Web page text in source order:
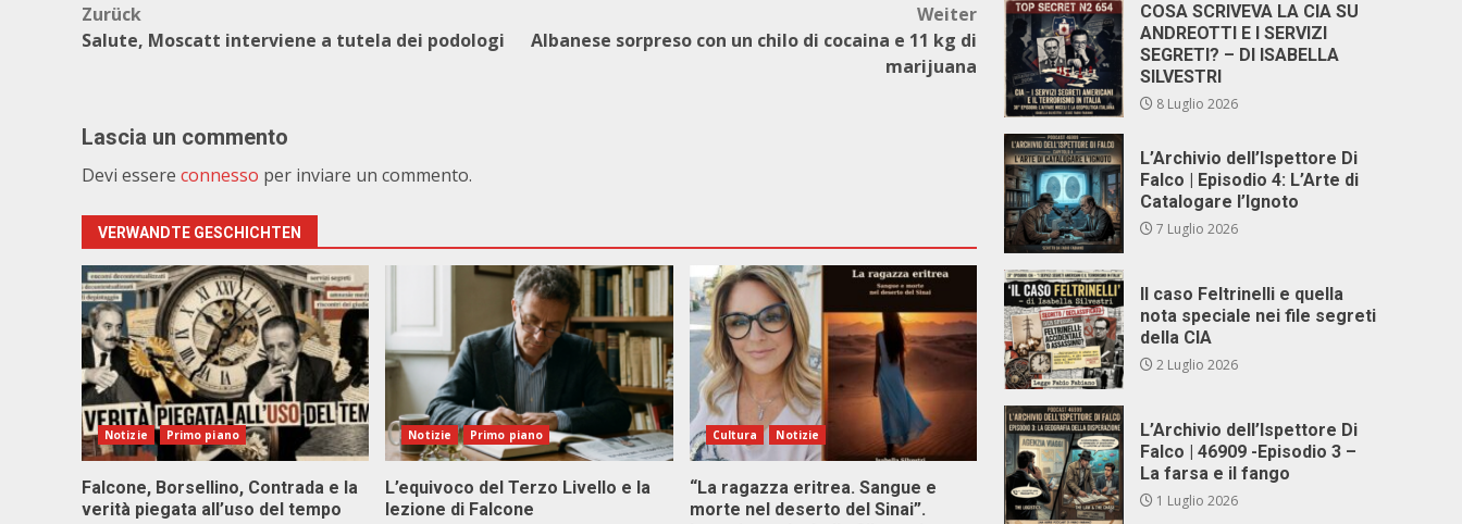
Beitragsnavigation
Zurück
Salute, Moscatt interviene a tutela dei podologi
Weiter
Albanese sorpreso con un chilo di cocaina e 11 kg di
marijuana
Lascia un commento
Devi essere connesso per inviare un commento.
VERWANDTE GESCHICHTEN
Notizie Primo piano
Falcone, Borsellino, Contrada e la
verità piegata all’uso del tempo
Notizie Primo piano
L’equivoco del Terzo Livello e la
lezione di Falcone
Cultura Notizie
“La ragazza eritrea. Sangue e
morte nel deserto del Sinai”.
COSA SCRIVEVA LA CIA SU
ANDREOTTI E I SERVIZI
SEGRETI? – DI ISABELLA
SILVESTRI
8 Luglio 2026
L’Archivio dell’Ispettore Di
Falco | Episodio 4: L’Arte di
Catalogare l’Ignoto
7 Luglio 2026
Il caso Feltrinelli e quella
nota speciale nei file segreti
della CIA
2 Luglio 2026
L’Archivio dell’Ispettore Di
Falco | 46909 -Episodio 3 –
La farsa e il fango
1 Luglio 2026